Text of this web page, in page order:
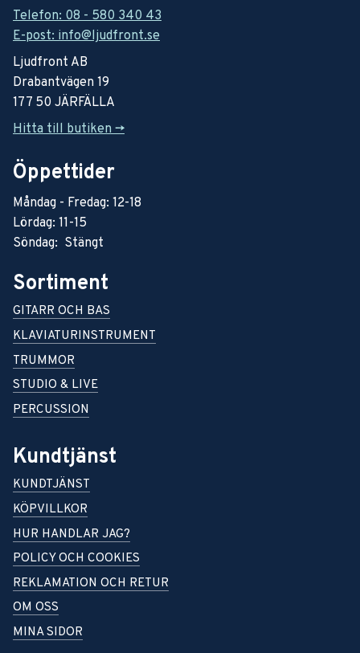
Telefon: 08 - 580 340 43
E-post: info@ljudfront.se
Ljudfront AB
Drabantvägen 19
177 50 JÄRFÄLLA
Hitta till butiken ->
Öppettider
Måndag - Fredag: 12-18
Lördag: 11-15
Söndag: Stängt
Sortiment
GITARR OCH BAS
KLAVIATURINSTRUMENT
TRUMMOR
STUDIO & LIVE
PERCUSSION
Kundtjänst
KUNDTJÄNST
KÖPVILLKOR
HUR HANDLAR JAG?
POLICY OCH COOKIES
REKLAMATION OCH RETUR
OM OSS
MINA SIDOR